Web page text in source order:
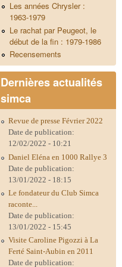
Les années Chrysler :
1963-1979
Le rachat par Peugeot, le
début de la fin : 1979-1986
Recensements
Dernières actualités
simca
Revue de presse Février 2022
Date de publication:
12/02/2022 - 10:21
Daniel Eléna en 1000 Rallye 3
Date de publication:
13/01/2022 - 18:15
Le fondateur du Club Simca
raconte...
Date de publication:
13/01/2022 - 15:45
Visite Caroline Pigozzi à La
Ferté Saint-Aubin en 2011
Date de publication: